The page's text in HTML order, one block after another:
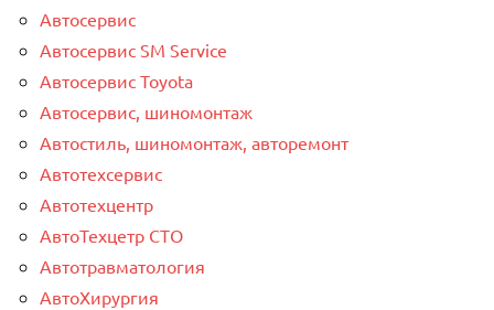
Автосервис
Автосервис SM Service
Автосервис Toyota
Автосервис, шиномонтаж
Автостиль, шиномонтаж, авторемонт
Автотехсервис
Автотехцентр
АвтоТехцетр СТО
Автотравматология
АвтоХирургия